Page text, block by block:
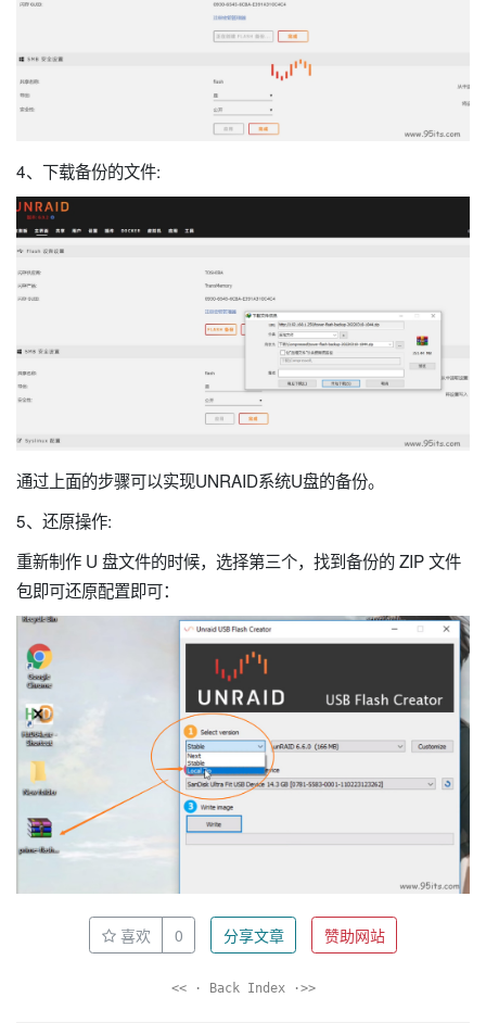
4、下载备份的文件:
通过上面的步骤可以实现UNRAID系统U盘的备份。
5、还原操作:
重新制作 U 盘文件的时候，选择第三个，找到备份的 ZIP 文件
包即可还原配置即可：
喜欢 0 分享文章 赞助网站
<< · Back Index ·>>